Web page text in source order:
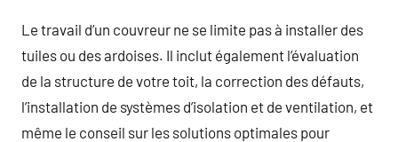
Le travail d’un couvreur ne se limite pas à installer des
tuiles ou des ardoises. Il inclut également l’évaluation
de la structure de votre toit, la correction des défauts,
l’installation de systèmes d’isolation et de ventilation, et
même le conseil sur les solutions optimales pour